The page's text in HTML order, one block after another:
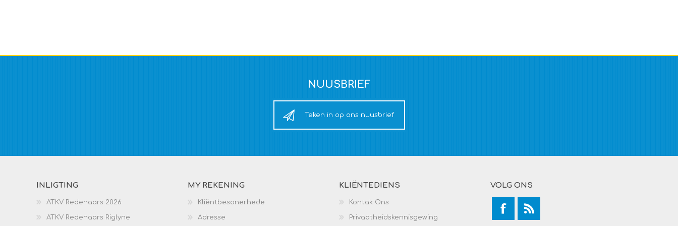
NUUSBRIEF
Teken in op ons nuusbrief
INLIGTING
ATKV Redenaars 2026
ATKV Redenaars Riglyne
MY REKENING
Kliëntbesonerhede
Adresse
KLIËNTEDIENS
Kontak Ons
Privaatheidskennisgewing
VOLG ONS